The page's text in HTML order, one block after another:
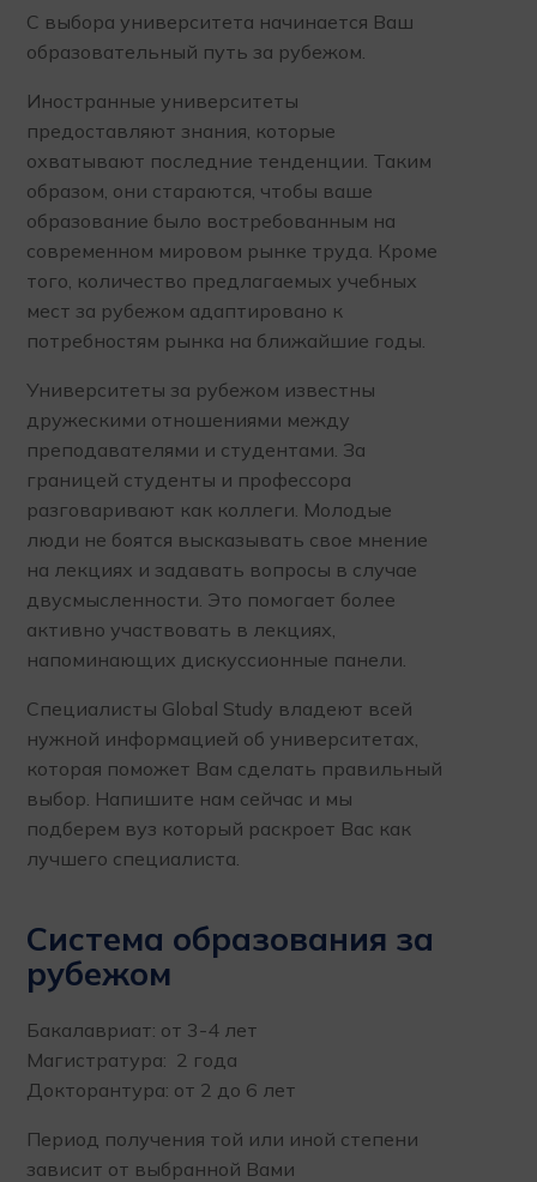
С выбора университета начинается Ваш
образовательный путь за рубежом.
Иностранные университеты
предоставляют знания, которые
охватывают последние тенденции. Таким
образом, они стараются, чтобы ваше
образование было востребованным на
современном мировом рынке труда. Кроме
того, количество предлагаемых учебных
мест за рубежом адаптировано к
потребностям рынка на ближайшие годы.
Университеты за рубежом известны
дружескими отношениями между
преподавателями и студентами. За
границей студенты и профессора
разговаривают как коллеги. Молодые
люди не боятся высказывать свое мнение
на лекциях и задавать вопросы в случае
двусмысленности. Это помогает более
активно участвовать в лекциях,
напоминающих дискуссионные панели.
Специалисты Global Study владеют всей
нужной информацией об университетах,
которая поможет Вам сделать правильный
выбор. Напишите нам сейчас и мы
подберем вуз который раскроет Вас как
лучшего специалиста.
Система образования за
рубежом
Бакалавриат: от 3-4 лет
Магистратура: 2 года
Докторантура: от 2 до 6 лет
Период получения той или иной степени
зависит от выбранной Вами